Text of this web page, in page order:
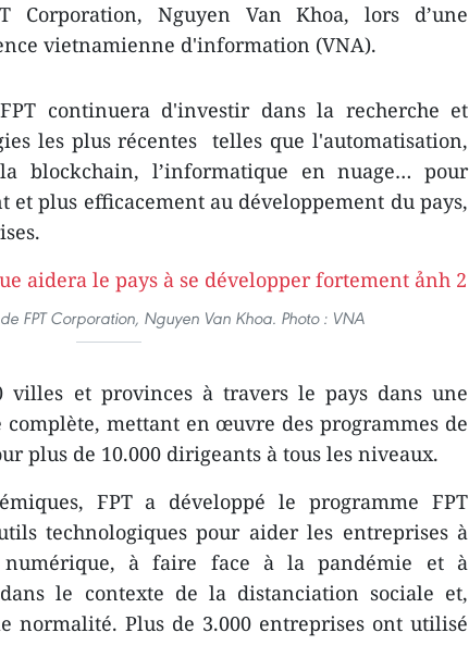
Corporation, Nguyen Van Khoa, lors d’une
vietnamienne d'information (VNA).
continuera d'investir dans la recherche et
les plus récentes telles que l'automatisation,
blockchain, l’informatique en nuage… pour
plus efficacement au développement du pays,
FPT Corporation, Nguyen Van Khoa. Photo : VNA
villes et provinces à travers le pays dans une
mettant en œuvre des programmes de
plus de 10.000 dirigeants à tous les niveaux.
FPT a développé le programme FPT
technologiques pour aider les entreprises à
numérique, à faire face à la pandémie et à
le contexte de la distanciation sociale et,
normalité. Plus de 3.000 entreprises ont utilisé